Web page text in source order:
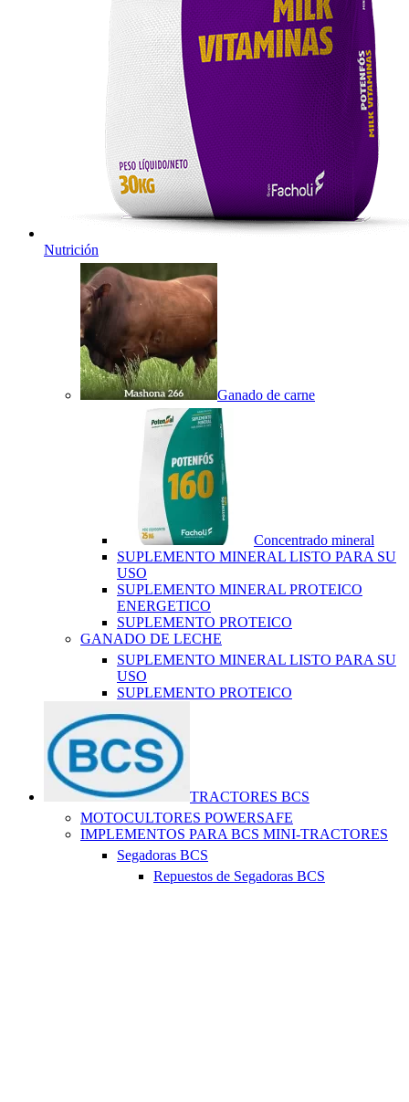
Nutrición
Ganado de carne
Concentrado mineral
SUPLEMENTO MINERAL LISTO PARA SU
USO
SUPLEMENTO MINERAL PROTEICO
ENERGETICO
SUPLEMENTO PROTEICO
GANADO DE LECHE
SUPLEMENTO MINERAL LISTO PARA SU
USO
SUPLEMENTO PROTEICO
TRACTORES BCS
MOTOCULTORES POWERSAFE
IMPLEMENTOS PARA BCS MINI-TRACTORES
Segadoras BCS
Repuestos de Segadoras BCS